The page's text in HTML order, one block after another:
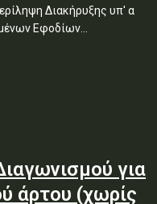
Διακήρυξης υπ' α
Εφοδίων...
για
άρτου (χωρίς